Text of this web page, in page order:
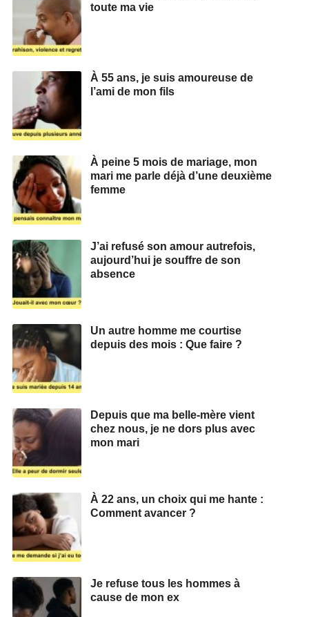
toute ma vie
À 55 ans, je suis amoureuse de
l’ami de mon fils
À peine 5 mois de mariage, mon
mari me parle déjà d’une deuxième
femme
J’ai refusé son amour autrefois,
aujourd’hui je souffre de son
absence
Un autre homme me courtise
depuis des mois : Que faire ?
Depuis que ma belle-mère vient
chez nous, je ne dors plus avec
mon mari
À 22 ans, un choix qui me hante :
Comment avancer ?
Je refuse tous les hommes à
cause de mon ex